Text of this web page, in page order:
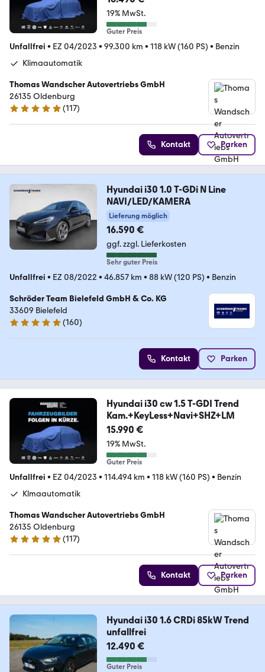
19% MwSt.
Guter Preis
Unfallfrei • EZ 04/2023 • 99.300 km • 118 kW (160 PS) • Benzin
Klimaautomatik
Thomas Wandscher Autovertriebs GmbH
26135 Oldenburg
4.8 Sterne
(117)
Kontakt Parken
Hyundai i30 1.0 T-GDi N Line
NAVI/LED/KAMERA
Lieferung möglich
16.590 €
ggf. zzgl. Lieferkosten
Sehr guter Preis
Unfallfrei • EZ 08/2022 • 46.857 km • 88 kW (120 PS) • Benzin
Schröder Team Bielefeld GmbH & Co. KG
33609 Bielefeld
4.8 Sterne
(160)
Kontakt Parken
Hyundai i30 cw 1.5 T-GDI Trend
Kam.+KeyLess+Navi+SHZ+LM
15.990 €
19% MwSt.
Guter Preis
Unfallfrei • EZ 04/2023 • 114.494 km • 118 kW (160 PS) • Benzin
Klmaautomatik
Thomas Wandscher Autovertriebs GmbH
26135 Oldenburg
4.8 Sterne
(117)
Kontakt Parken
Hyundai i30 1.6 CRDi 85kW Trend
unfallfrei
12.490 €
Guter Preis